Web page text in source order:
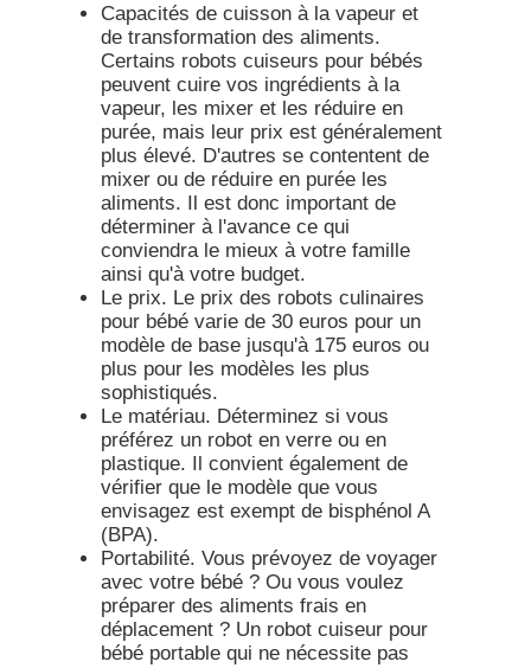
Capacités de cuisson à la vapeur et
de transformation des aliments.
Certains robots cuiseurs pour bébés
peuvent cuire vos ingrédients à la
vapeur, les mixer et les réduire en
purée, mais leur prix est généralement
plus élevé. D'autres se contentent de
mixer ou de réduire en purée les
aliments. Il est donc important de
déterminer à l'avance ce qui
conviendra le mieux à votre famille
ainsi qu'à votre budget.
Le prix. Le prix des robots culinaires
pour bébé varie de 30 euros pour un
modèle de base jusqu'à 175 euros ou
plus pour les modèles les plus
sophistiqués.
Le matériau. Déterminez si vous
préférez un robot en verre ou en
plastique. Il convient également de
vérifier que le modèle que vous
envisagez est exempt de bisphénol A
(BPA).
Portabilité. Vous prévoyez de voyager
avec votre bébé ? Ou vous voulez
préparer des aliments frais en
déplacement ? Un robot cuiseur pour
bébé portable qui ne nécessite pas